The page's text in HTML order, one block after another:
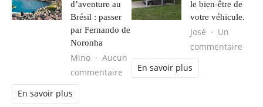
d’aventure au
Brésil : passer
par Fernando de
Noronha
Mino
Aucun
commentaire sur Séjour d’aventure au Brésil :
En savoir plus
le bien-être de
votre véhicule.
José
Un
commentaire
En savoir plus